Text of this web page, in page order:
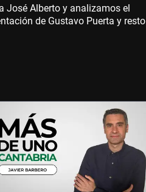
José Alberto y analizamos el
de Gustavo Puerta y resto